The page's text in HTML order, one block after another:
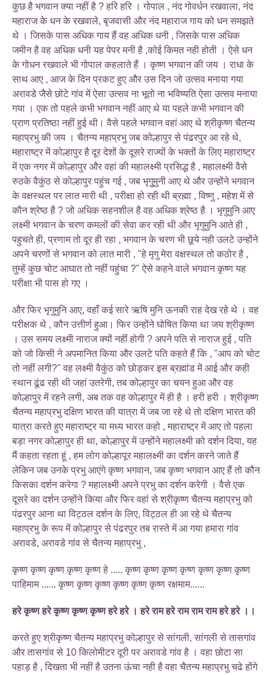
कुछ है भगवान क्या नहीं है ? हरि हरि । गोपाल , नंद गोवर्धन रखवाला, नंद
महाराज के धन के रखवाले, बृजवासी और नंद महाराज गाय को धन समझते
थे । जिसके पास अधिक गाय हैं वह अधिक धनी , जिसके पास अधिक
जमीन है वह अधिक धनी यह पेपर मनी है ,कोई किमत नही होती । ऐसे धन
के गोधन रखवाले भी गोपाल कहलाते हैं । कृष्ण भगवान की जय । राधा के
साथ आए , आज के दिन प्रकट हुए और उस दिन जो उत्सव मनाया गया
अरावडे जैसे छोटे गांव में ऐसा उत्सव ना भूतो ना भविष्यति ऐसा उत्सव मनाया
गया । एक तो पहले कभी भगवान नहीं आए थे या पहले कभी भगवान की
प्राण प्रतिष्ठा नहीं हुई थी। वैसे पहले भगवान वहां आए थे श्रीकृष्ण चैतन्य
महाप्रभु की जय । चैतन्य महाप्रभु जब कोल्हापुर से पंढरपुर आ रहे थे,
महाराष्ट्र में कोल्हापुर है दूर देशों के दूसरे राज्यों के भक्तों के लिए महाराष्ट्र
में एक नगर में कोल्हापुर और वहां की महालक्ष्मी प्रसिद्ध है , महालक्ष्मी वैसे
रुठके वैकुंठ से कोल्हापुर पहुंच गई , जब भृगुुमुनी आए थे और उन्होंने भगवान
के वक्षस्थल पर लात मारी थी , परीक्षा हो रही थी ब्रह्मा , विष्णु , महेश में से
कौन श्रेष्ठ है ? जो अधिक सहनशील है वह अधिक श्रेष्ठ है । भृगुमुनि आए
लक्ष्मी भगवान के चरण कमलों की सेवा कर रही थी और भृगुमुनि आते ही ,
पहुचते ही, प्रणाम तो दूर ही रहा , भगवान के चरण भी छूये नही उलटे उन्होंने
अपने चरणों से भगवान को लात मारी , "हे मृगु मेरा वक्षस्थल तो कठोर है ,
तुम्हें कुछ चोट आघात तो नहीं पहुंचा ?" ऐसे कहने वाले भगवान कृष्ण यह
परीक्षा भी पास हो गए ।
और फिर भृगुमुनि आए, वहाँ कई सारे ऋषि मुनि ऊनकी राह देख रहे थे । वह
परीक्षक थे , कौन उत्तीर्ण हुआ। फिर उन्होंने घोषित किया था जय श्रीकृष्ण
। उस समय लक्ष्मी नाराज क्यों नहीं होगी ? अपने पति से नाराज हुई , पति
को जो किसी ने अपमानित किया और उलटे पति कहते हैं कि , "आप को चोट
तो नहीं लगी?" वह लक्ष्मी वैकुंठ को छोड़कर इस ब्रह्मांड में आई और कही
स्थान ढूंढ रही थी जहां उतरेगी, तब कोल्हापुर का चयन हुआ और वह
कोल्हापुर में रहने लगी, अब तक वह कोल्हापुर में ही है । हरी हरी । श्रीकृष्ण
चैतन्य महाप्रभु दक्षिण भारत की यात्रा में जब जा रहे थे तो दक्षिण भारत की
यात्रा करते हुए महाराष्ट्र या मध्य भारत कहो , महाराष्ट्र में आए तो पहला
बड़ा नगर कोल्हापुर ही था, कोल्हापुर में उन्होंने महालक्ष्मी को दर्शन दिया, यह
मैं कहता रहता हूं , हम लोग कोल्हापूर महालक्ष्मी का दर्शन करने जाते हैं
लेकिन जब उनके प्रभु आएंगे कृष्ण भगवान, जब कृष्ण भगवान आए हैं तो कौन
किसका दर्शन करेगा ? महालक्ष्मी अपने प्रभु का दर्शन करेगी । वैसे एक
दूसरे का दर्शन उन्होंने किया और फिर वहां से श्रीकृष्ण चैतन्य महाप्रभु को
पंढरपुर आना था विट्ठल दर्शन के लिए, विट्ठल ही आ रहे थे चैतन्य
महाप्रभु के रूप में कोल्हापुर से पंढरपुर तब रास्ते में आ गया हमारा गांव
अरावडे, अरावडे गांव से चैतन्य महाप्रभु ,
कृष्ण कृष्ण कृष्ण कृष्ण कृष्ण हे ..... कृष्ण कृष्ण कृष्ण कृष्ण कृष्ण कृष्ण कृष्ण
पाहिमाम ...... कृष्ण कृष्ण कृष्ण कृष्ण कृष्ण कृष्ण रक्षमाम......
हरे कृष्ण हरे कृष्ण कृष्ण कृष्ण हरे हरे । हरे राम हरे राम राम राम हरे हरे ।।
करते हुए श्रीकृष्ण चैतन्य महाप्रभु कोल्हापुर से सांगली, सांगली से तासगांव
और तासगांव से 10 किलोमीटर दूरी पर अरावडे गांव है । वहा छोटा सा
पहाड़ है , दिखता भी नहीं है उतना ऊंचा नही है वहा चैतन्य महाप्रभु चढे होंगे